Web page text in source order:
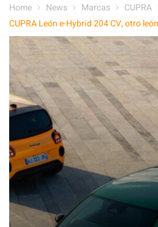
Home News Marcas
CUPRA
CUPRA León e-Hybrid 204 CV, otro